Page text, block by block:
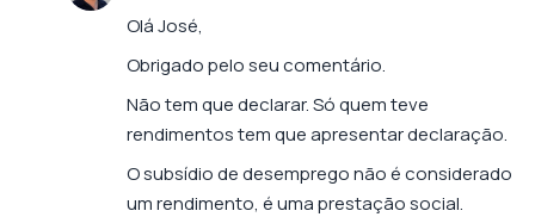
Olá José,
Obrigado pelo seu comentário.
Não tem que declarar. Só quem teve
rendimentos tem que apresentar declaração.
O subsídio de desemprego não é considerado
um rendimento, é uma prestação social.